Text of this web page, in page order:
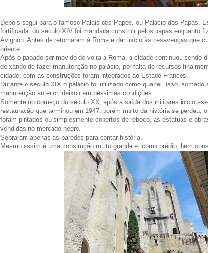
Depois segui para o famoso Palais des Papes, ou Palácio dos Papas.
fortificada, do século XIV foi mandada construir pelos papas enquanto
Avignon. Antes de retornarem à Roma e dar início às desavenças que
oriente.
Após o papado ser movido de volta a Roma, a cidade continuou sendo
deixando de fazer manutenção no palácio, por falta de recursos
cidade, com as construções foram integrados ao Estado Francês.
Durante o século XIX o palácio foi utilizado como quartel, isso, somado
manutenção anterior, deixou em péssimas condições.
Somente no começo do século XX, após a saída dos militares iniciou-
restauração que terminou em 1947, porém muito da história se perdeu,
foram pintados ou simplesmente cobertos de reboco, as estátuas e
vendidas no mercado negro.
Sobraram apenas as paredes para contar história.
Mesmo assim é uma construção muito grande e, como prédio, bem